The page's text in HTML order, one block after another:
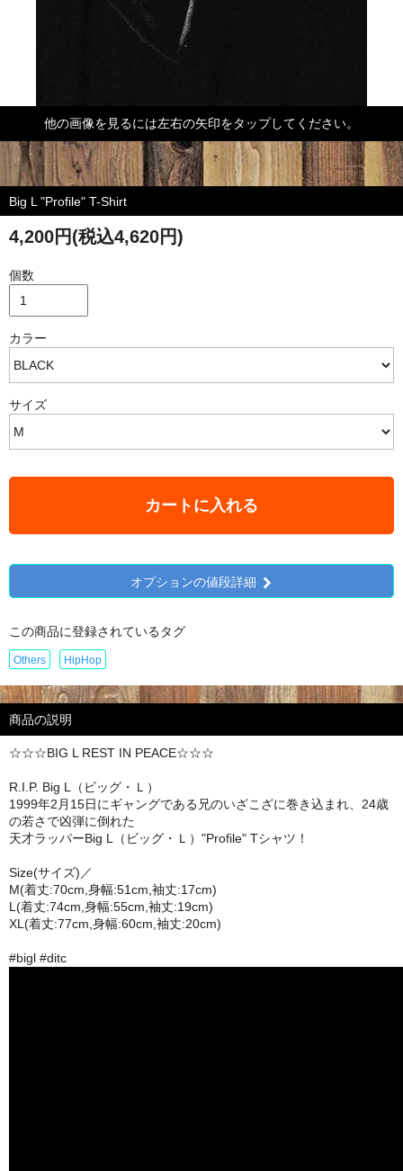
他の画像を見るには左右の矢印をタップしてください。
Big L "Profile" T-Shirt
4,200円(税込4,620円)
個数
カラー
サイズ
カートに入れる
オプションの値段詳細
この商品に登録されているタグ
Others HipHop
商品の説明
☆☆☆BIG L REST IN PEACE☆☆☆
R.I.P. Big L（ビッグ・Ｌ）
1999年2月15日にギャングである兄のいざこざに巻き込まれ、24歳
の若さで凶弾に倒れた
天才ラッパーBig L（ビッグ・Ｌ）"Profile" Tシャツ！
Size(サイズ)／
M(着丈:70cm,身幅:51cm,袖丈:17cm)
L(着丈:74cm,身幅:55cm,袖丈:19cm)
XL(着丈:77cm,身幅:60cm,袖丈:20cm)
#bigl #ditc